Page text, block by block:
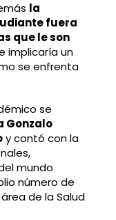
la
fuera
que le son
implicaría un
se enfrenta
se
Gonzalo
y contó con la
mundo
número de
de la Salud